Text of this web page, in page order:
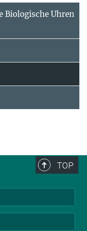
Biologische Uhren
TOP